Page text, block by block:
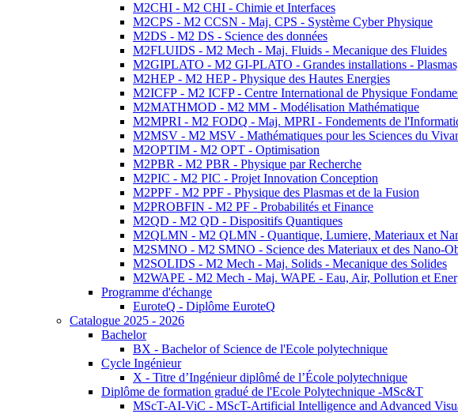
M2CHI - M2 CHI - Chimie et Interfaces
M2CPS - M2 CCSN - Maj. CPS - Système Cyber Physique
M2DS - M2 DS - Science des données
M2FLUIDS - M2 Mech - Maj. Fluids - Mecanique des Fluides
M2GIPLATO - M2 GI-PLATO - Grandes installations -
M2HEP - M2 HEP - Physique des Hautes Energies
M2ICFP - M2 ICFP - Centre International de Physique
M2MATHMOD - M2 MM - Modélisation Mathématique
M2MPRI - M2 FODQ - Maj. MPRI - Fondements de
M2MSV - M2 MSV - Mathématiques pour les Sciences du
M2OPTIM - M2 OPT - Optimisation
M2PBR - M2 PBR - Physique par Recherche
M2PIC - M2 PIC - Projet Innovation Conception
M2PPF - M2 PPF - Physique des Plasmas et de la Fusion
M2PROBFIN - M2 PF - Probabilités et Finance
M2QD - M2 QD - Dispositifs Quantiques
M2QLMN - M2 QLMN - Quantique, Lumiere, Materiaux et
M2SMNO - M2 SMNO - Science des Materiaux et des Nano-
M2SOLIDS - M2 Mech - Maj. Solids - Mecanique des Solides
M2WAPE - M2 Mech - Maj. WAPE - Eau, Air, Pollution et
Programme d'échange
EuroteQ - Diplôme EuroteQ
Catalogue 2025 - 2026
Bachelor
BX - Bachelor of Science de l'Ecole polytechnique
Cycle Ingénieur
X - Titre d’Ingénieur diplômé de l’École polytechnique
Diplôme de formation gradué de l'Ecole Polytechnique -MSc&T
MScT-AI-ViC - MScT-Artificial Intelligence and Advanced